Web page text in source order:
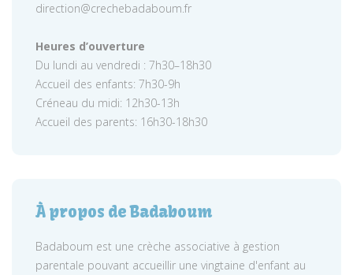
direction@crechebadaboum.fr
Heures d’ouverture
Du lundi au vendredi : 7h30–18h30
Accueil des enfants: 7h30-9h
Créneau du midi: 12h30-13h
Accueil des parents: 16h30-18h30
À propos de Badaboum
Badaboum est une crèche associative à gestion
parentale pouvant accueillir une vingtaine d'enfant au